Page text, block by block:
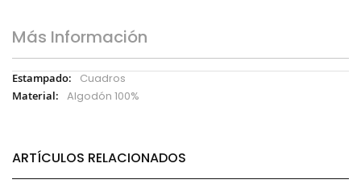
Más Información
Más
Información
Cuadros
Algodón 100%
ARTÍCULOS RELACIONADOS